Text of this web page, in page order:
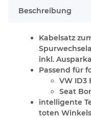
Beschreibung
Kabelsatz
inkl.
Passend für
VW ID3
Seat
intelligente
toten